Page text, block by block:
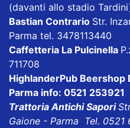
(davanti allo stadio
Bastian Contrario Str.
Parma tel. 3478113440
Caffetteria La Pulcinella
711708
HighlanderPub Beershop
Parma info: 0521 253921
Trattoria Antichi Sapori
Gaione - Parma Tel. 0521